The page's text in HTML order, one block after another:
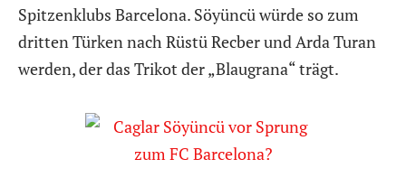
Spitzenklubs Barcelona. Söyüncü würde so zum
dritten Türken nach Rüstü Recber und Arda Turan
werden, der das Trikot der „Blaugrana“ trägt.